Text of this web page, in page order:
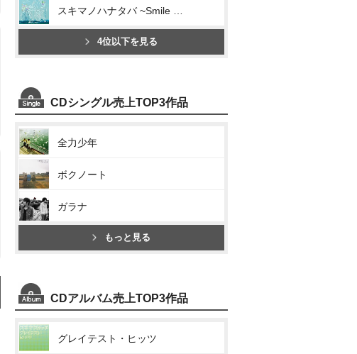
4位以下を見る
CDシングル売上TOP3作品
全力少年
ボクノート
ガラナ
もっと見る
CDアルバム売上TOP3作品
グレイテスト・ヒッツ